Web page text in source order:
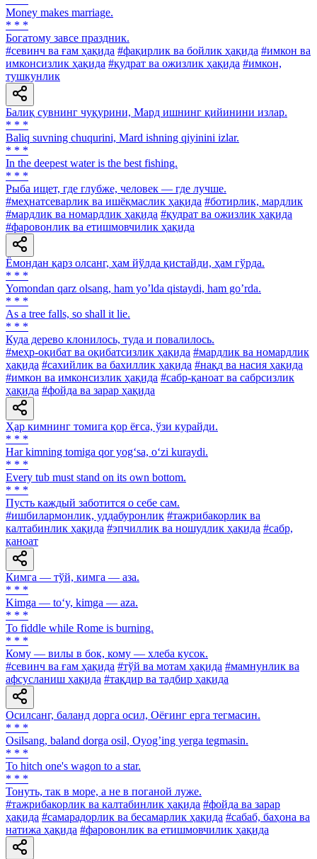
Money makes marriage.
* * *
Богатому завсе праздник.
#севинч ва ғам ҳақида #фақирлик ва бойлик ҳақида #имкон ва
имконсизлик ҳақида #қудрат ва ожизлик ҳақида #имкон,
тушкунлик
Балиқ сувнинг чуқурини, Мард ишнинг қийинини излар.
* * *
Baliq suvning chuqurini, Mard ishning qiyinini izlar.
* * *
In the deepest water is the best fishing.
* * *
Рыба ищет, где глубже, человек — где лучше.
#меҳнатсеварлик ва ишёқмаслик ҳақида #ботирлик, мардлик
#мардлик ва номардлик ҳақида #қудрат ва ожизлик ҳақида
#фаровонлик ва етишмовчилик ҳақида
Ёмондан қарз олсанг, ҳам йўлда қистайди, ҳам гўрда.
* * *
Yomondan qarz olsang, ham yoʼlda qistaydi, ham goʼrda.
* * *
As a tree falls, so shall it lie.
* * *
Куда дерево клонилось, туда и повалилось.
#меҳр-оқибат ва оқибатсизлик ҳақида #мардлик ва номардлик
ҳақида #сахийлик ва бахиллик ҳақида #нақд ва насия ҳақида
#имкон ва имконсизлик ҳақида #сабр-қаноат ва сабрсизлик
ҳақида #фойда ва зарар ҳақида
Ҳар кимнинг томига қор ёғса, ўзи курайди.
* * *
Har kimning tomiga qor yog‘sa, o‘zi kuraydi.
* * *
Every tub must stand on its own bottom.
* * *
Пусть каждый заботится о себе сам.
#ишбилармонлик, уддабуронлик #тажрибакорлик ва
калтабинлик ҳақида #эпчиллик ва ношудлик ҳақида #сабр,
қаноат
Кимга — тўй, кимга — аза.
* * *
Kimga — to‘y, kimga — aza.
* * *
To fiddle while Rome is burning.
* * *
Кому — вилы в бок, кому — хлеба кусок.
#севинч ва ғам ҳақида #тўй ва мотам ҳақида #мамнунлик ва
афсусланиш ҳақида #тақдир ва тадбир ҳақида
Осилсанг, баланд дорга осил, Оёғинг ерга тегмасин.
* * *
Osilsang, baland dorga osil, Oyogʼing yerga tegmasin.
* * *
То hitch one's wagon to a star.
* * *
Тонуть, так в море, а не в поганой луже.
#тажрибакорлик ва калтабинлик ҳақида #фойда ва зарар
ҳақида #самарадорлик ва бесамарлик ҳақида #сабаб, баҳона ва
натижа ҳақида #фаровонлик ва етишмовчилик ҳақида